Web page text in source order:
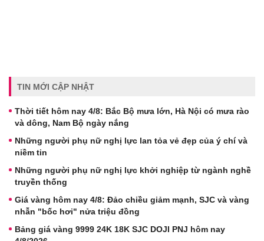
TIN MỚI CẬP NHẬT
Thời tiết hôm nay 4/8: Bắc Bộ mưa lớn, Hà Nội có mưa rào
và dông, Nam Bộ ngày nắng
Những người phụ nữ nghị lực lan tỏa vẻ đẹp của ý chí và
niềm tin
Những người phụ nữ nghị lực khởi nghiệp từ ngành nghề
truyền thống
Giá vàng hôm nay 4/8: Đảo chiều giảm mạnh, SJC và vàng
nhẫn "bốc hơi" nửa triệu đồng
Bảng giá vàng 9999 24K 18K SJC DOJI PNJ hôm nay